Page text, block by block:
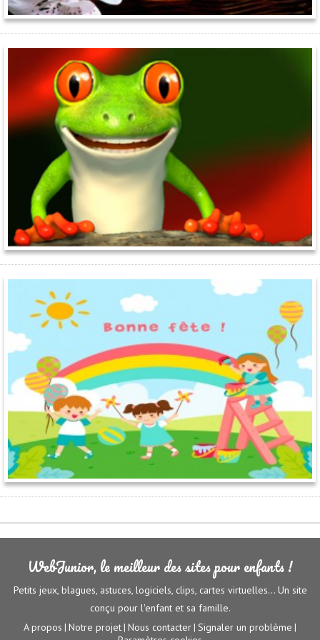
WebJunior, le meilleur des sites pour enfants !
Petits jeux, blagues, astuces, logiciels, clips, cartes virtuelles... Un site
conçu pour l'enfant et sa famille.
A propos | Notre projet | Nous contacter | Signaler un problème |